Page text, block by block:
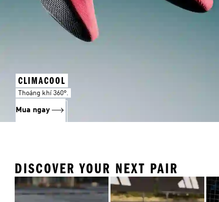
CLIMACOOL
Thoáng khí 360°.
Mua ngay
DISCOVER YOUR NEXT PAIR